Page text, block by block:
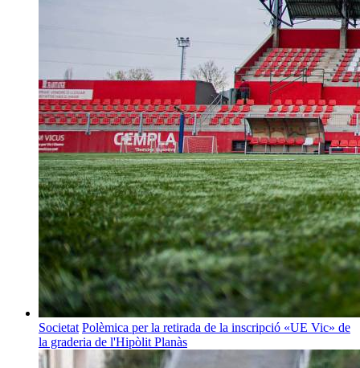
Societat Polèmica per la retirada de la inscripció «UE Vic» de
la graderia de l'Hipòlit Planàs